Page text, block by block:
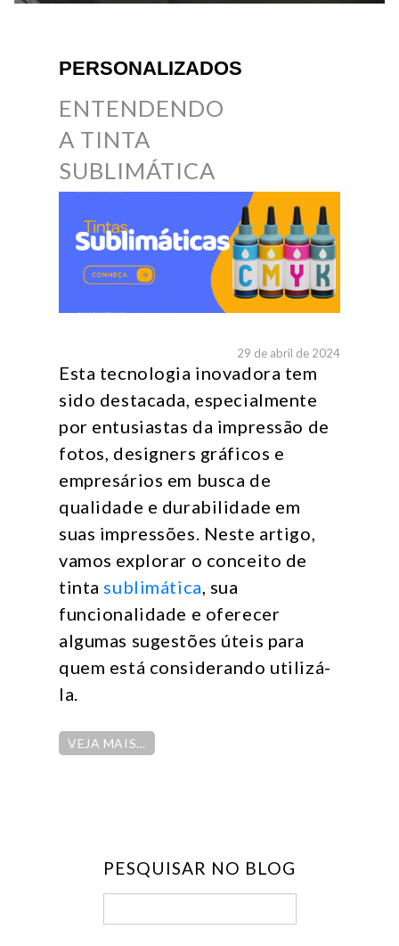
PERSONALIZADOS
ENTENDENDO
A TINTA
SUBLIMÁTICA
29 de abril de 2024
Esta tecnologia inovadora tem
sido destacada, especialmente
por entusiastas da impressão de
fotos, designers gráficos e
empresários em busca de
qualidade e durabilidade em
suas impressões. Neste artigo,
vamos explorar o conceito de
tinta sublimática, sua
funcionalidade e oferecer
algumas sugestões úteis para
quem está considerando utilizá-
la.
VEJA MAIS…
PESQUISAR NO BLOG